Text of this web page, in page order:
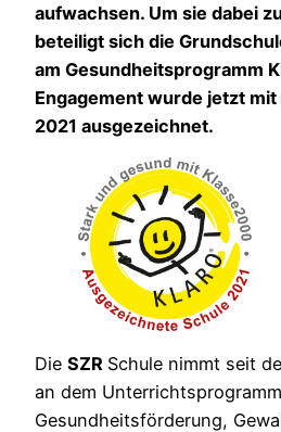
aufwachsen. Um sie dabei
beteiligt sich die
am Gesundheitsprogramm
Engagement wurde jetzt mit
2021 ausgezeichnet.
Die SZR Schule nimmt seit
an dem
Gesundheitsförderung,